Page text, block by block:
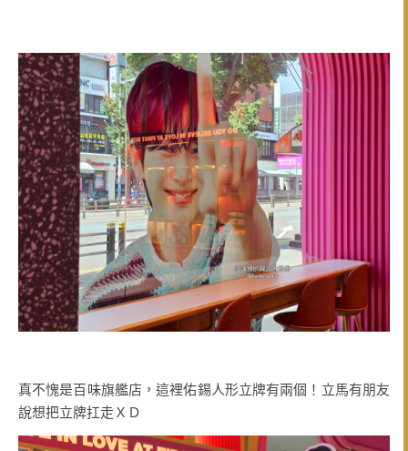
真不愧是百味旗艦店，這裡佑錫人形立牌有兩個！立馬有朋友
說想把立牌扛走ＸＤ